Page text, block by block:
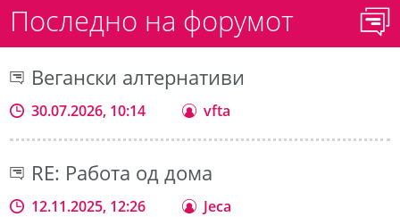
Последно на форумот
Вегански алтернативи
30.07.2026, 10:14 vfta
RE: Работа од дома
12.11.2025, 12:26 Jeca